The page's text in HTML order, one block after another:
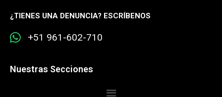
¿TIENES UNA DENUNCIA? ESCRÍBENOS
+51 961-602-710
Nuestras Secciones